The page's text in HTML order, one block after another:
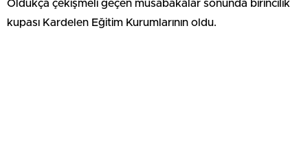
Oldukça çekişmeli geçen müsabakalar sonunda birincilik
kupası Kardelen Eğitim Kurumlarının oldu.